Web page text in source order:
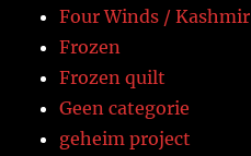
Four Winds / Kashmir
Frozen
Frozen quilt
Geen categorie
geheim project